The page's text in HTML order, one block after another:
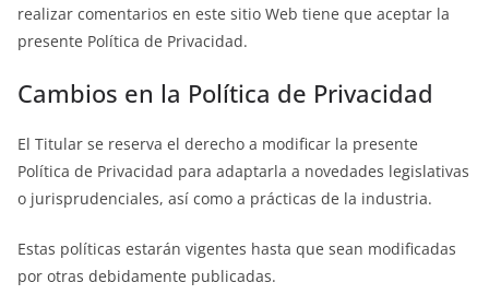
realizar comentarios en este sitio Web tiene que aceptar la
presente Política de Privacidad.
Cambios en la Política de Privacidad
El Titular se reserva el derecho a modificar la presente
Política de Privacidad para adaptarla a novedades legislativas
o jurisprudenciales, así como a prácticas de la industria.
Estas políticas estarán vigentes hasta que sean modificadas
por otras debidamente publicadas.